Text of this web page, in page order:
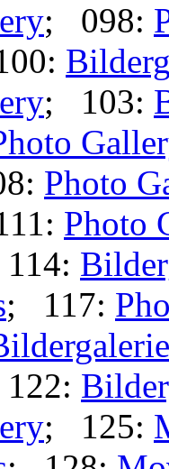
; 098:
; 103:
Photo
Photo
; 117:
; 125: